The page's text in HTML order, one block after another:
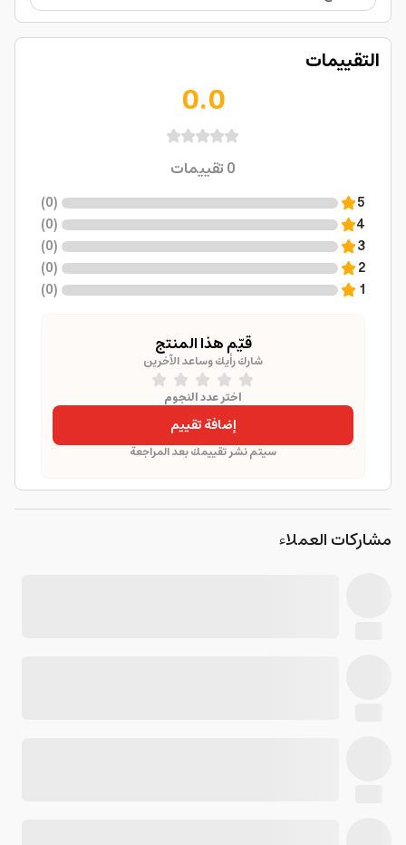
التقييمات
0.0
0تقييمات
5
(
0
)
4
(
0
)
3
(
0
)
2
(
0
)
1
(
0
)
قيّم هذا المنتج
شارك رأيك وساعد الآخرين
اختر عدد النجوم
إضافة تقييم
سيتم نشر تقييمك بعد المراجعة
مشاركات العملاء